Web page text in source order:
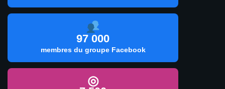
97 000
membres du groupe Facebook
◎